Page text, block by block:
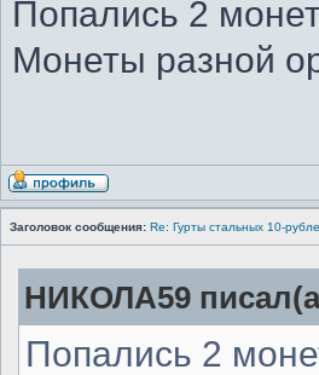
Попались 2
Монеты разной
Заголовок сообщения: Re: Гурты стальных 10-
НИКОЛА59
Попались 2